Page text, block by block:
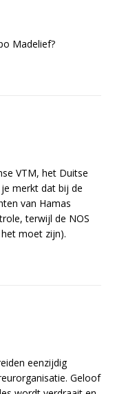
Madelief?
VTM, het Duitse
merkt dat bij de
van Hamas
terwijl de NOS
moet zijn).
eenzijdig
Geloof